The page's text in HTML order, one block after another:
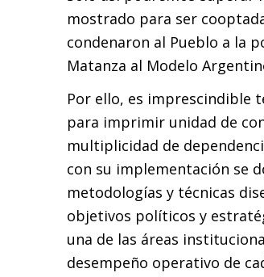
mostrado para ser
condenaron al Pueblo a la
Matanza al Modelo
Por ello, es imprescindible
para imprimir unidad de
multiplicidad de
con su implementación se
metodologías y técnicas
objetivos políticos y
una de las áreas
desempeño operativo de